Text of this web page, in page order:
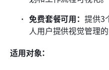
免费套餐可用：提供3
人用户提供视觉管理的
适用对象：